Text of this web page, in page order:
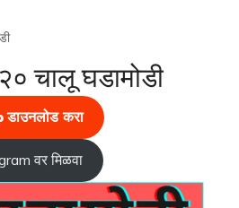
चालू घडामोडी
डाउनलोड करा
वर मिळवा